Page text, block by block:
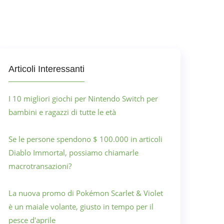
Articoli Interessanti
I 10 migliori giochi per Nintendo Switch per
bambini e ragazzi di tutte le età
Se le persone spendono $ 100.000 in articoli
Diablo Immortal, possiamo chiamarle
macrotransazioni?
La nuova promo di Pokémon Scarlet & Violet
è un maiale volante, giusto in tempo per il
pesce d'aprile